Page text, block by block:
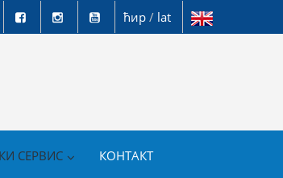
ћир / lat
СЕРВИС КОНТАКТ